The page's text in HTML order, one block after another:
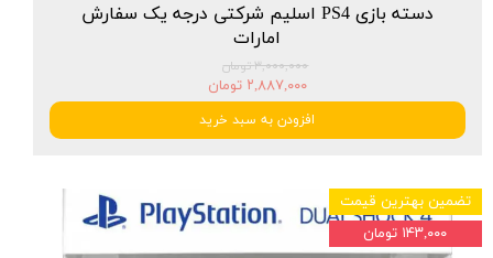
دسته بازی PS4 اسلیم شرکتی درجه یک سفارش
امارات
۳,۰۰۰,۰۰۰ تومان
۲,۸۸۷,۰۰۰ تومان
افزودن به سبد خرید
تضمین بهترین قیمت
۱۴۳,۰۰۰ تومان